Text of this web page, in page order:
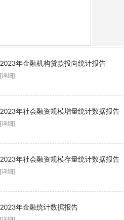
2023年金融机构贷款投向统计报告
[详细]
2023年社会融资规模增量统计数据报告
[详细]
2023年社会融资规模存量统计数据报告
[详细]
2023年金融统计数据报告